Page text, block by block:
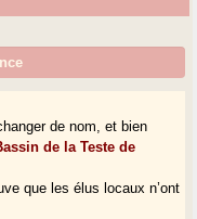
de nom, et bien
de la Teste de
que les élus locaux n’ont